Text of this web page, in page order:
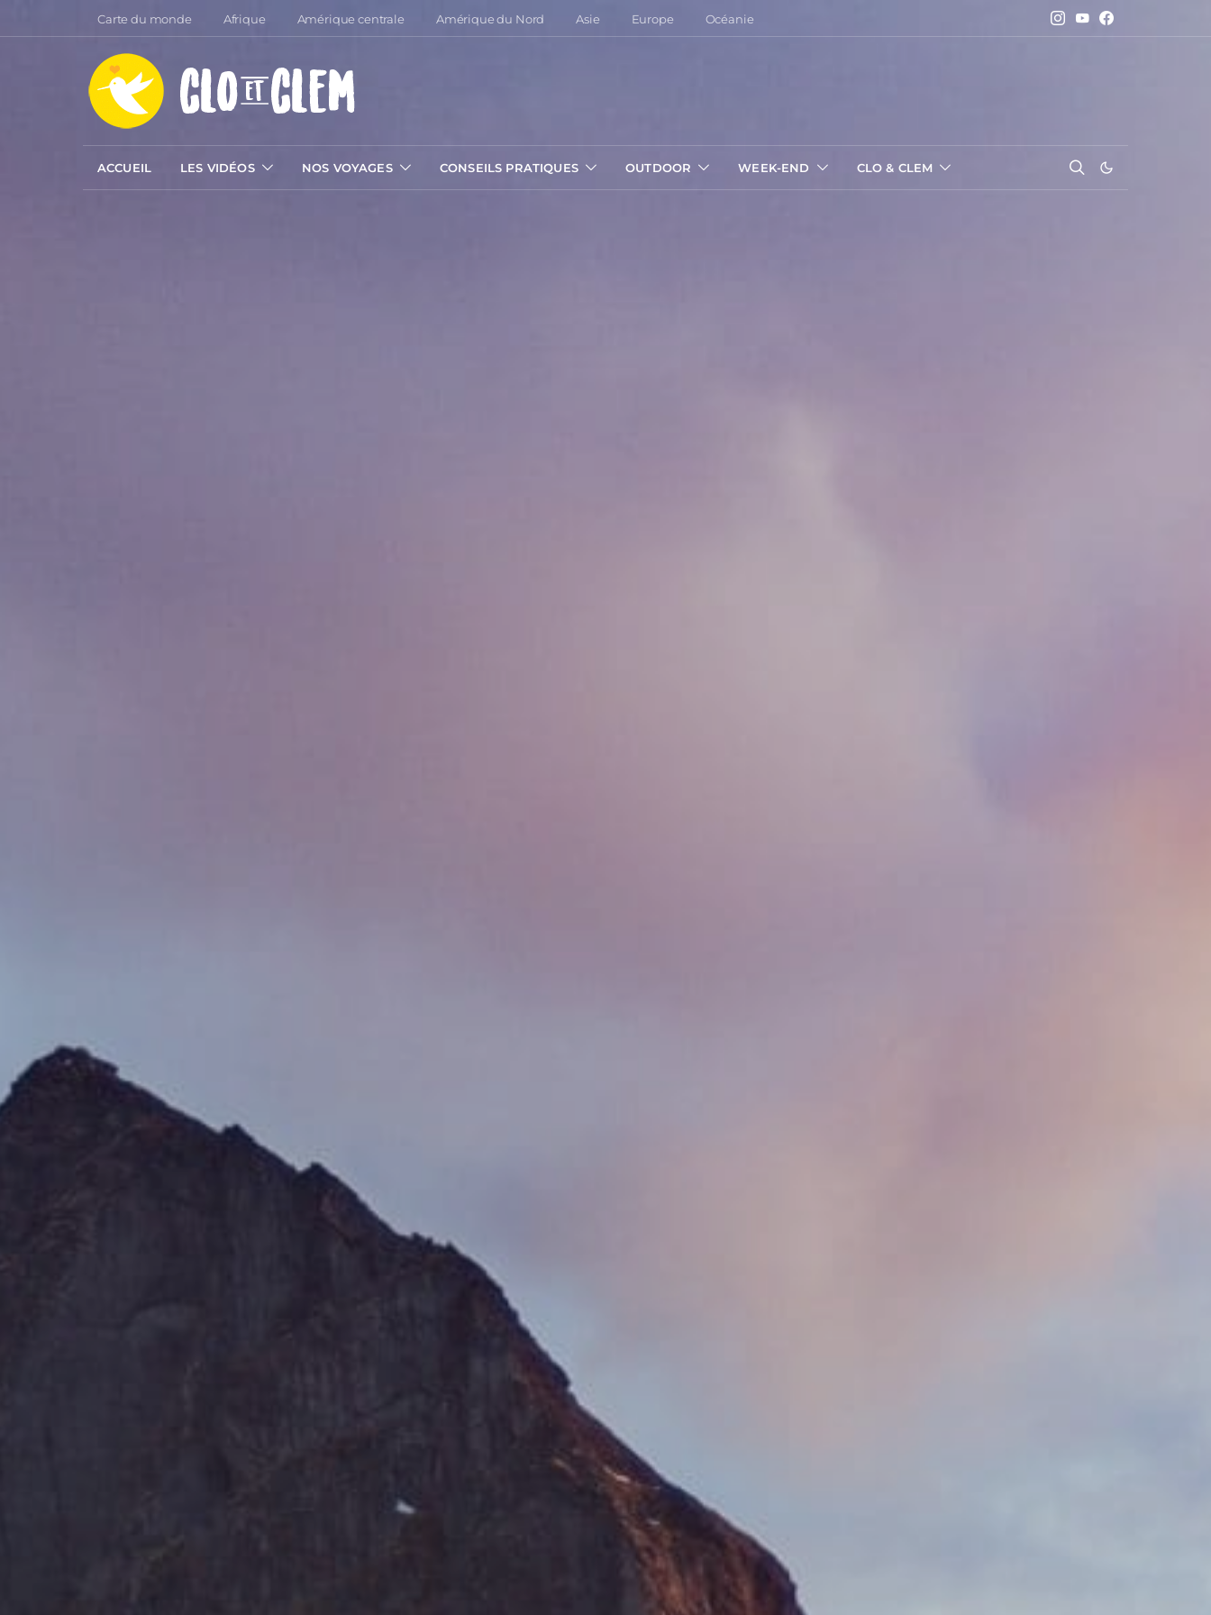
Carte du monde Afrique Amérique centrale Amérique du Nord Asie Europe Océanie
ACCUEIL LES VIDÉOS NOS VOYAGES CONSEILS PRATIQUES OUTDOOR WEEK-END CLO & CLEM